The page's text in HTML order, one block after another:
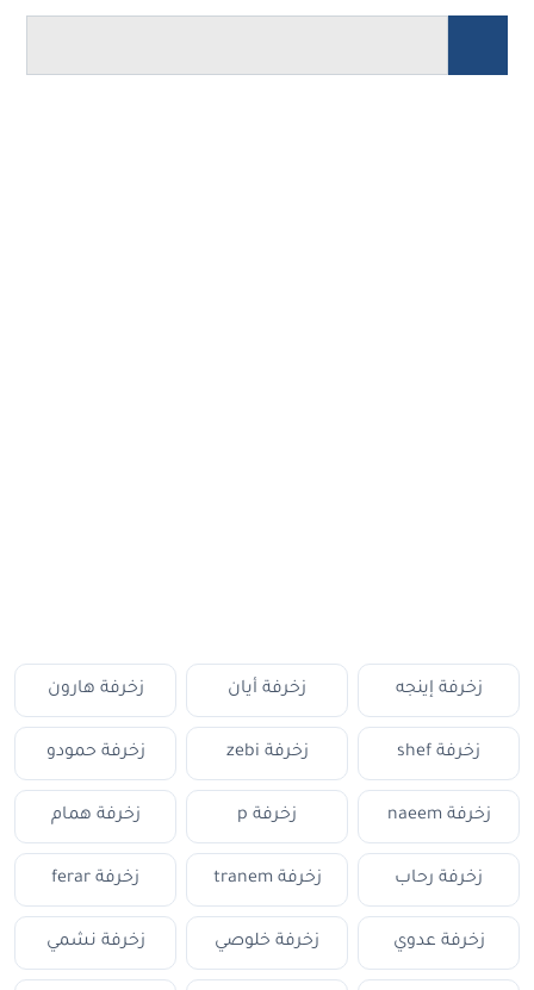
زخرفة إينجه زخرفة أيان زخرفة هارون
زخرفة shef زخرفة zebi زخرفة حمودو
زخرفة naeem زخرفة p زخرفة همام
زخرفة رحاب زخرفة tranem زخرفة ferar
زخرفة عدوي زخرفة خلوصي زخرفة نشمي